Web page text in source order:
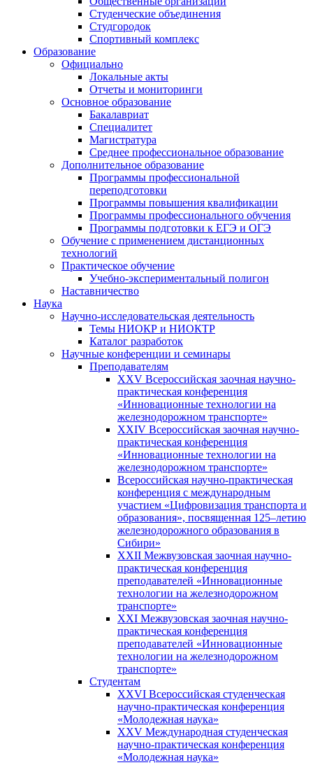
Студенческие объединения
Студгородок
Спортивный комплекс
Образование
Официально
Локальные акты
Отчеты и мониторинги
Основное образование
Бакалавриат
Специалитет
Магистратура
Среднее профессиональное образование
Дополнительное образование
Программы профессиональной
переподготовки
Программы повышения квалификации
Программы профессионального обучения
Программы подготовки к ЕГЭ и ОГЭ
Обучение с применением дистанционных
технологий
Практическое обучение
Учебно-экспериментальный полигон
Наставничество
Наука
Научно-исследовательская деятельность
Темы НИОКР и НИОКТР
Каталог разработок
Научные конференции и семинары
Преподавателям
XXV Всероссийская заочная научно-
практическая конференция
«Инновационные технологии на
железнодорожном транспорте»
XXIV Всероссийская заочная научно-
практическая конференция
«Инновационные технологии на
железнодорожном транспорте»
Всероссийская научно-практическая
конференция с международным
участием «Цифровизация транспорта и
образования», посвященная 125–летию
железнодорожного образования в
Сибири»
XXII Межвузовская заочная научно-
практическая конференция
преподавателей «Инновационные
технологии на железнодорожном
транспорте»
XXI Межвузовская заочная научно-
практическая конференция
преподавателей «Инновационные
технологии на железнодорожном
транспорте»
Студентам
XXVI Всероссийская студенческая
научно-практическая конференция
«Молодежная наука»
XXV Международная студенческая
научно-практическая конференция
«Молодежная наука»